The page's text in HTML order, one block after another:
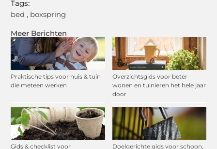
Meer Berichten
Praktische tips voor huis & tuin
die meteen werken
Overzichtsgids voor beter
wonen en tuinieren het hele jaar
door
Gids & checklist voor
Doelgerichte gids voor schoon,
Tags:
bed , boxspring